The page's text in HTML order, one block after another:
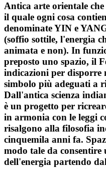
Antica arte orientale
il quale ogni cosa
denominate YIN e
(soffio sottile, l'energia
animata e non). In
preposto uno spazio, il
indicazioni per disporre
simbolo più adeguati a
Dall'antica scienza
è un progetto per
in armonia con le leggi
risalgono alla filosofia
cinquemila anni fa.
modo tale da consentire
dell'energia partendo